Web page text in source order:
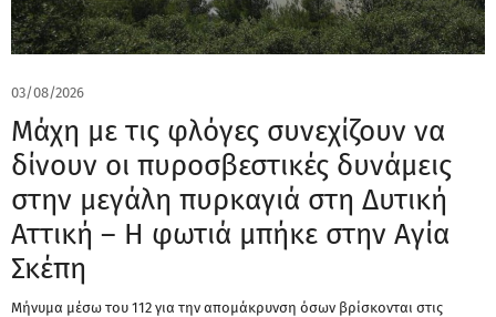
03/08/2026
Μάχη με τις φλόγες συνεχίζουν να
δίνουν οι πυροσβεστικές δυνάμεις
στην μεγάλη πυρκαγιά στη Δυτική
Αττική – Η φωτιά μπήκε στην Αγία
Σκέπη
Μήνυμα μέσω του 112 για την απομάκρυνση όσων βρίσκονται στις